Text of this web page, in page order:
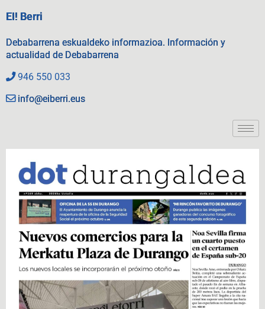
EI! Berri
Debabarrena eskualdeko informazioa. Información y
actualidad de Debabarrena
946 550 033
info@eiberri.eus